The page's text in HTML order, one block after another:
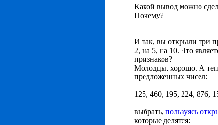
Какой вывод можно
Почему?
И так, вы открыли три
2, на 5, на 10. Что
признаков?
Молодцы, хорошо. А
предложенных чисел:
125, 460, 195, 224, 876,
выбрать, пользуясь
которые делятся: